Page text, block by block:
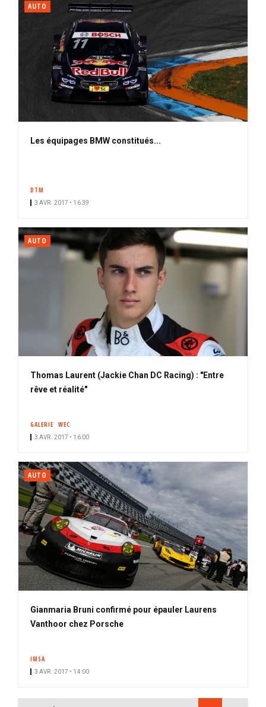
AUTO
Les équipages BMW constitués...
DTM
3 AVR. 2017 • 16:39
AUTO
Thomas Laurent (Jackie Chan DC Racing) : "Entre
rêve et réalité"
GALERIE WEC
3 AVR. 2017 • 16:00
AUTO
Gianmaria Bruni confirmé pour épauler Laurens
Vanthoor chez Porsche
IMSA
3 AVR. 2017 • 14:00